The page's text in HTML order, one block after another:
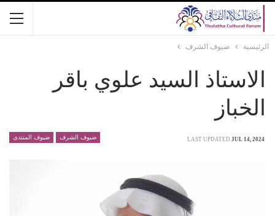
الرئيسية ضيوف الشرف
الاستاذ السيد علوي باقر
الخباز
ضيوف الشرف ضيوف المنتدى LAST UPDATED JUL 14, 2024